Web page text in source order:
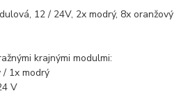
12 / 24V, 2x modrý, 8x oranžový
krajnými modulmi:
1x modrý
V